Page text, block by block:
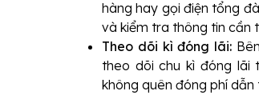
hàng hay gọi điện tổng
và kiểm tra thông tin cần
Theo dõi kì đóng lãi:
theo dõi chu kì đóng lãi
không quên đóng phí